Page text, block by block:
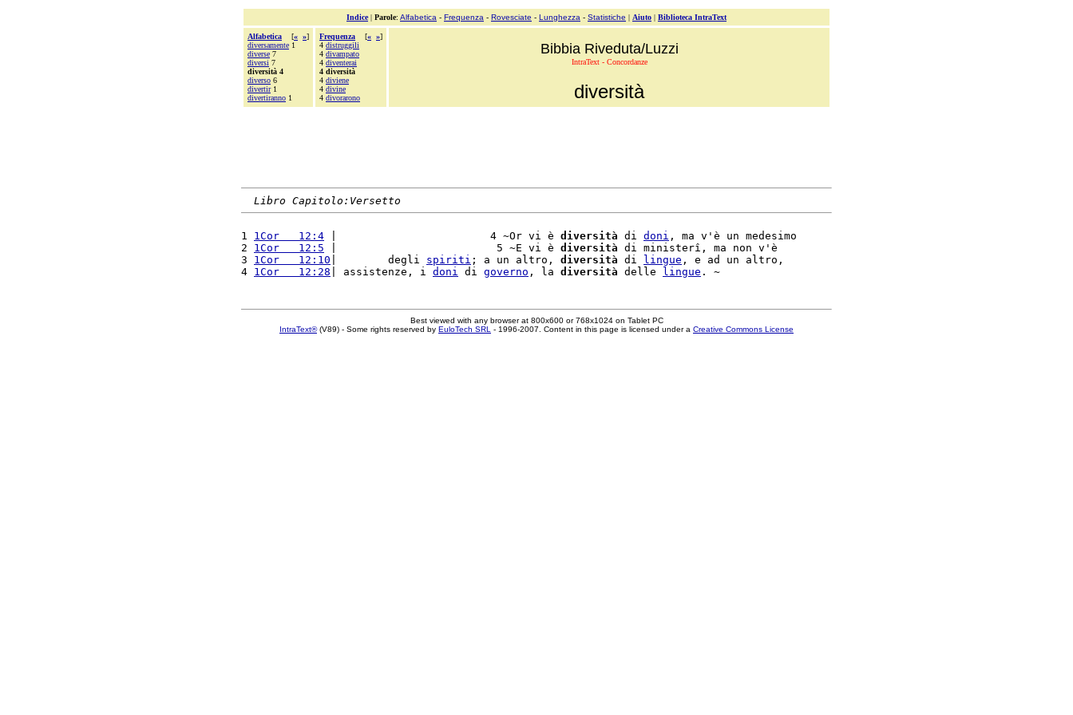
Indice| Parole: Alfabetica - Frequenza - Rovesciate - Lunghezza - Statistiche | Aiuto | Biblioteca IntraText
Alfabetica [« »]
diversamente 1
diverse 7
diversi 7
diversità 4
diverso 6
divertir1
divertiranno 1
Frequenza [« »]
4 distruggili
4 divampato
4 diventerai
4 diversità
4 diviene
4 divine
4 divorarono
Bibbia Riveduta/Luzzi
IntraText - Concordanze
diversità
Libro Capitolo:Versetto
1 1Cor   12:4 |                        4 ~Or vi è diversità di doni , ma v'è un medesimo
2 1Cor   12:5 |                         5 ~E vi è diversità di ministerî, ma non v'è
3 1Cor   12:10 |        degli spiriti ; a un altro, diversità di lingue , e ad un altro,
4 1Cor   12:28 | assistenze, i doni di governo , la diversità delle lingue
Best viewed with any browser at 800x600 or 768x1024 on Tablet PC
IntraText®(V89) - Some rights reserved by EuloTech SRL - 1996-2007. Content in this page is licensed under a Creative Commons License